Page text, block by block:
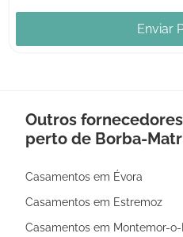
Enviar
Outros
perto de Borba-
Casamentos em Évora
Casamentos em Estremoz
Casamentos em Montemor-